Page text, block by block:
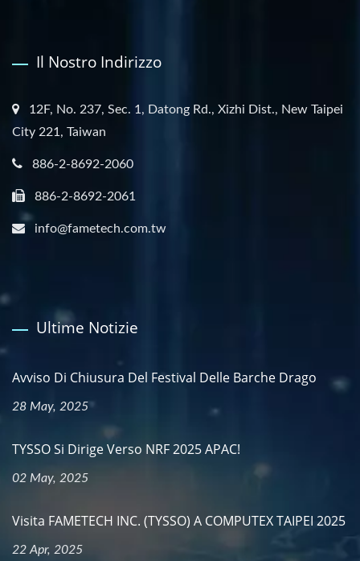
Il Nostro Indirizzo
12F, No. 237, Sec. 1, Datong Rd., Xizhi Dist., New Taipei
City 221, Taiwan
886-2-8692-2060
886-2-8692-2061
info@fametech.com.tw
Ultime Notizie
Avviso Di Chiusura Del Festival Delle Barche Drago
28 May, 2025
TYSSO Si Dirige Verso NRF 2025 APAC!
02 May, 2025
Visita FAMETECH INC. (TYSSO) A COMPUTEX TAIPEI 2025
22 Apr, 2025